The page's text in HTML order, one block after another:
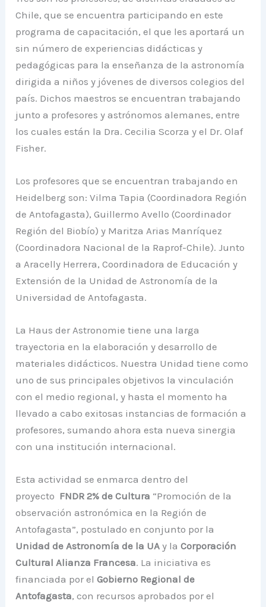
Chile, que se encuentra participando en este
programa de capacitación, el que les aportará un
sin número de experiencias didácticas y
pedagógicas para la enseñanza de la astronomía
dirigida a niños y jóvenes de diversos colegios del
país. Dichos maestros se encuentran trabajando
junto a profesores y astrónomos alemanes, entre
los cuales están la Dra. Cecilia Scorza y el Dr. Olaf
Fisher.
Los profesores que se encuentran trabajando en
Heidelberg son: Vilma Tapia (Coordinadora Región
de Antofagasta), Guillermo Avello (Coordinador
Región del Biobío) y Maritza Arias Manríquez
(Coordinadora Nacional de la Raprof-Chile). Junto
a Aracelly Herrera, Coordinadora de Educación y
Extensión de la Unidad de Astronomía de la
Universidad de Antofagasta.
La Haus der Astronomie tiene una larga
trayectoria en la elaboración y desarrollo de
materiales didácticos. Nuestra Unidad tiene como
uno de sus principales objetivos la vinculación
con el medio regional, y hasta el momento ha
llevado a cabo exitosas instancias de formación a
profesores, sumando ahora esta nueva sinergia
con una institución internacional.
Esta actividad se enmarca dentro del
proyecto FNDR 2% de Cultura “Promoción de la
observación astronómica en la Región de
Antofagasta”, postulado en conjunto por la
Unidad de Astronomía de la UAy laCorporación
Cultural Alianza Francesa. La iniciativa es
financiada por elGobierno Regional de
Antofagasta, con recursos aprobados por el